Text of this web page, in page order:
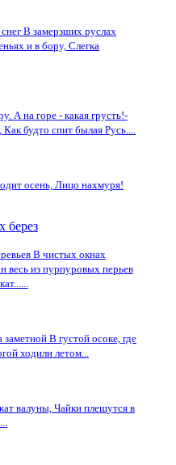
В замерзших руслах
и в бору, Слегка
А на горе - какая грусть!-
будто спит былая Русь....
осень, Лицо нахмуря!
берез
В чистых окнах
весь из пурпуровых перьев
В густой осоке, где
ходили летом...
валуны, Чайки плещутся в